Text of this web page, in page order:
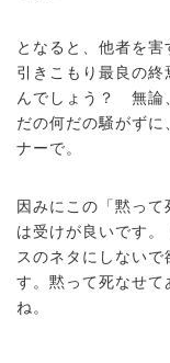
となると、他者を
引きこもり最良の
んでしょう？ 無論
だの何だの騒がず
ナーで。
因みにこの「黙っ
は受けが良いです
スのネタにしない
す。黙って死なせ
ね。